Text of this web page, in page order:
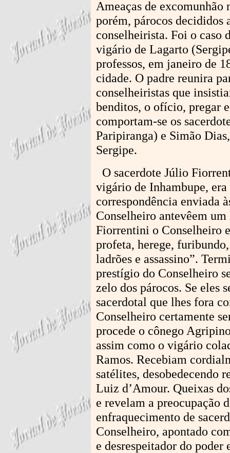
Ameaças de excomunhão
porém, párocos decididos
conselheirista. Foi o caso
vigário de Lagarto
professos, em janeiro de
cidade. O padre reunira
conselheiristas que
benditos, o ofício, pregar
comportam-se os
Paripiranga) e Simão
Sergipe.
O sacerdote Júlio
vigário de Inhambupe,
correspondência enviada
Conselheiro antevêem
Fiorrentini o Conselheiro
profeta, herege,
ladrões e assassino”.
prestígio do Conselheiro
zelo dos párocos. Se eles
sacerdotal que lhes fora
Conselheiro certamente
procede o cônego
assim como o vigário
Ramos. Recebiam
satélites, desobedecendo
Luiz d’Amour. Queixas
e revelam a preocupação
enfraquecimento de
Conselheiro, apontado
e desrespeitador do